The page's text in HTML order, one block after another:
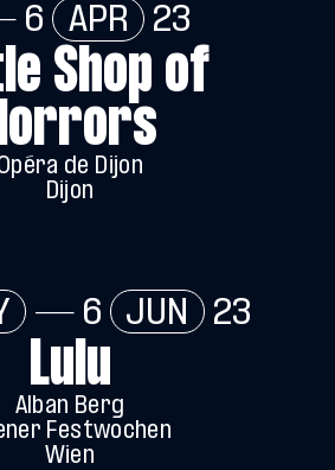
6 APR 23
Shop of
de Dijon
Dijon
— 6 JUN 23
Lulu
Alban Berg
Festwochen
Wien